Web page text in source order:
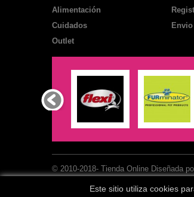
Alimentación
Cuidados
Outlet
© 2010-2018- Tienda Online Diseñada
Este sitio utiliza cookies